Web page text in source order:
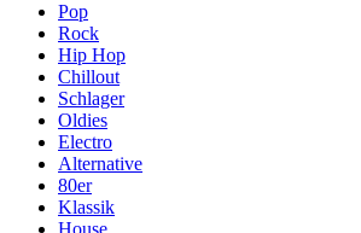
Pop
Rock
Hip Hop
Chillout
Schlager
Oldies
Electro
Alternative
80er
Klassik